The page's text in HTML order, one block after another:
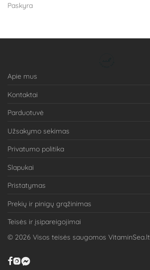
Paskyra
Apie mus
Kontaktai
Parduotuvė
Užsakymo sekimas
Privatumo politika
Slapukai
Pristatymas
Prekių ir pinigų grąžinimas
Teisės ir įsipareigojimai
© 2026 Visos teisės saugomos VitaminSea.lt